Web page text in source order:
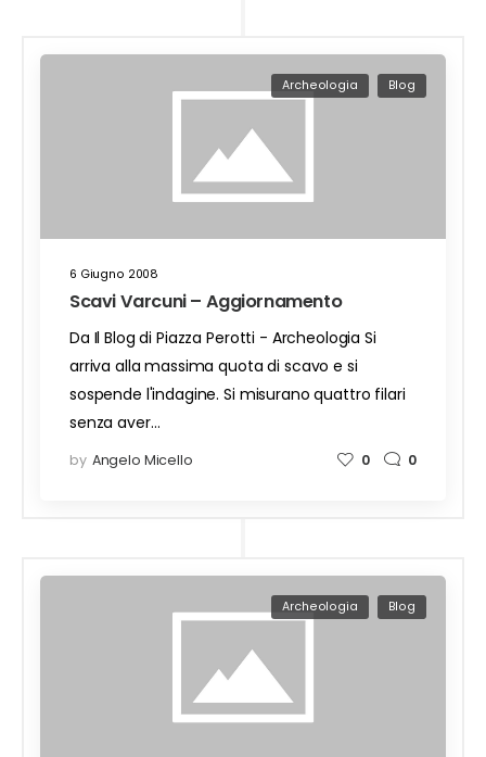
6 Giugno 2008
Archeologia Blog
Scavi Varcuni – Aggiornamento
Da Il Blog di Piazza Perotti - Archeologia Si
arriva alla massima quota di scavo e si
sospende l'indagine. Si misurano quattro filari
senza aver…
by Angelo Micello 0 0
Archeologia Blog